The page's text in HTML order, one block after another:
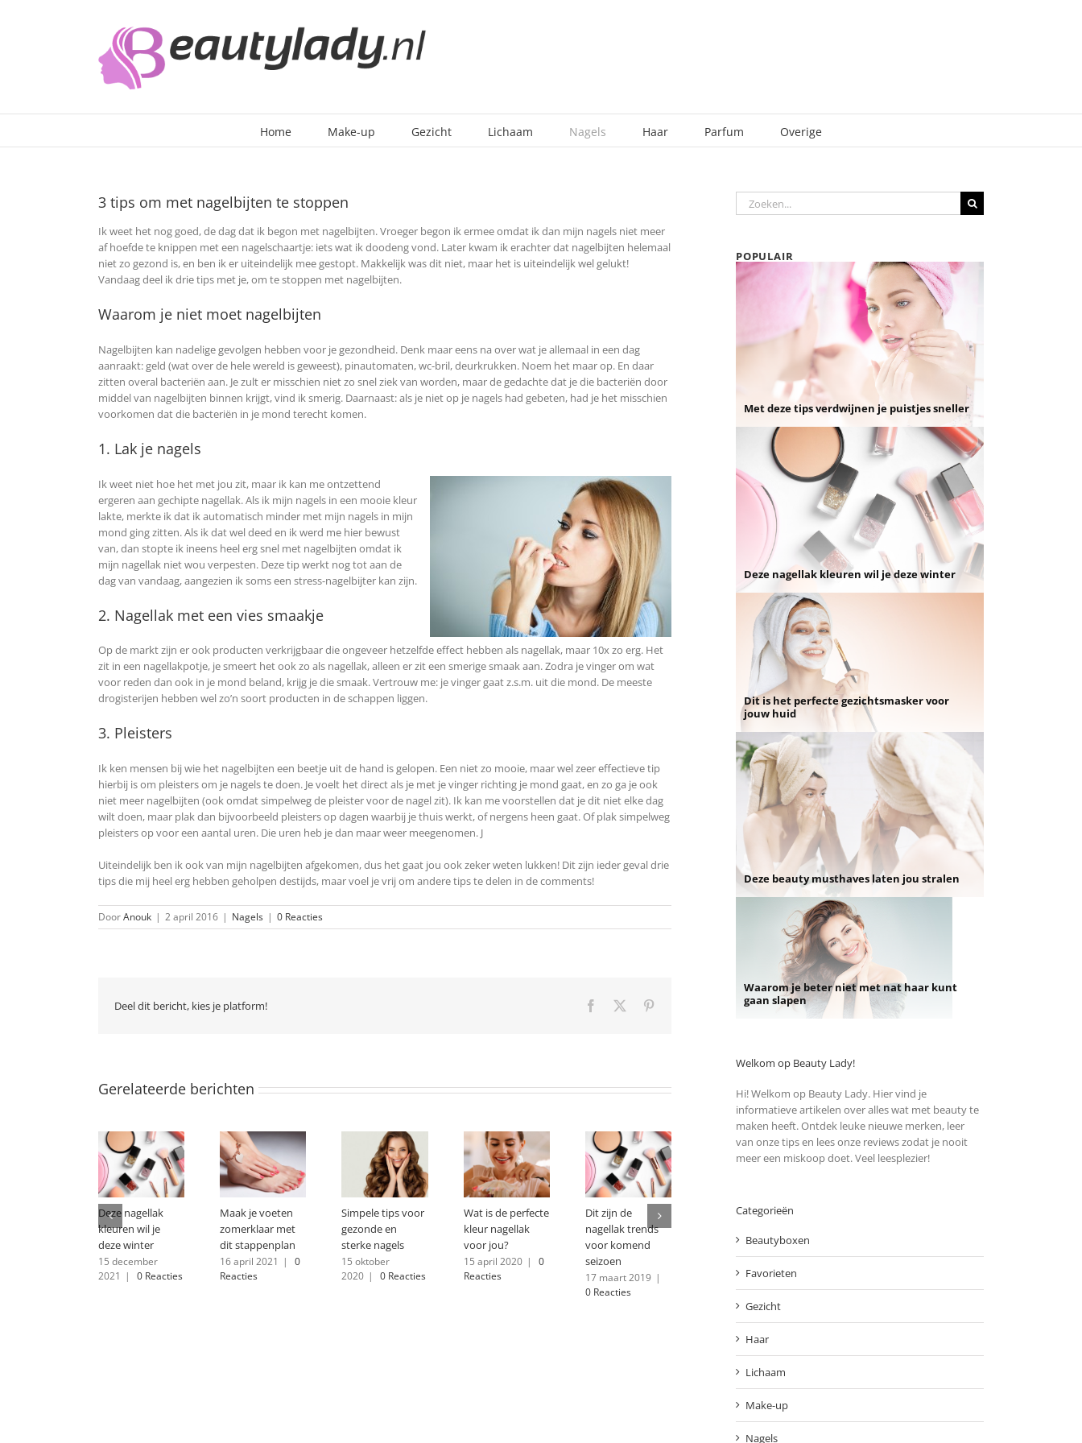
Home Make-up Gezicht Lichaam Nagels Haar Parfum Overige
3 tips om met nagelbijten te stoppen
Ik weet het nog goed, de dag dat ik begon met nagelbijten. Vroeger begon ik ermee omdat ik dan mijn nagels niet meer
af hoefde te knippen met een nagelschaartje: iets wat ik doodeng vond. Later kwam ik erachter dat nagelbijten helemaal
niet zo gezond is, en ben ik er uiteindelijk mee gestopt. Makkelijk was dit niet, maar het is uiteindelijk wel gelukt!
Vandaag deel ik drie tips met je, om te stoppen met nagelbijten.
Waarom je niet moet nagelbijten
Nagelbijten kan nadelige gevolgen hebben voor je gezondheid. Denk maar eens na over wat je allemaal in een dag
aanraakt: geld (wat over de hele wereld is geweest), pinautomaten, wc-bril, deurkrukken. Noem het maar op. En daar
zitten overal bacteriën aan. Je zult er misschien niet zo snel ziek van worden, maar de gedachte dat je die bacteriën door
middel van nagelbijten binnen krijgt, vind ik smerig. Daarnaast: als je niet op je nagels had gebeten, had je het misschien
voorkomen dat die bacteriën in je mond terecht komen.
1. Lak je nagels
Ik weet niet hoe het met jou zit, maar ik kan me ontzettend
ergeren aan gechipte nagellak. Als ik mijn nagels in een mooie kleur
lakte, merkte ik dat ik automatisch minder met mijn nagels in mijn
mond ging zitten. Als ik dat wel deed en ik werd me hier bewust
van, dan stopte ik ineens heel erg snel met nagelbijten omdat ik
mijn nagellak niet wou verpesten. Deze tip werkt nog tot aan de
dag van vandaag, aangezien ik soms een stress-nagelbijter kan zijn.
2. Nagellak met een vies smaakje
Op de markt zijn er ook producten verkrijgbaar die ongeveer hetzelfde effect hebben als nagellak, maar 10x zo erg. Het
zit in een nagellakpotje, je smeert het ook zo als nagellak, alleen er zit een smerige smaak aan. Zodra je vinger om wat
voor reden dan ook in je mond beland, krijg je die smaak. Vertrouw me: je vinger gaat z.s.m. uit die mond. De meeste
drogisterijen hebben wel zo’n soort producten in de schappen liggen.
3. Pleisters
Ik ken mensen bij wie het nagelbijten een beetje uit de hand is gelopen. Een niet zo mooie, maar wel zeer effectieve tip
hierbij is om pleisters om je nagels te doen. Je voelt het direct als je met je vinger richting je mond gaat, en zo ga je ook
niet meer nagelbijten (ook omdat simpelweg de pleister voor de nagel zit). Ik kan me voorstellen dat je dit niet elke dag
wilt doen, maar plak dan bijvoorbeeld pleisters op dagen waarbij je thuis werkt, of nergens heen gaat. Of plak simpelweg
pleisters op voor een aantal uren. Die uren heb je dan maar weer meegenomen. J
Uiteindelijk ben ik ook van mijn nagelbijten afgekomen, dus het gaat jou ook zeker weten lukken! Dit zijn ieder geval drie
tips die mij heel erg hebben geholpen destijds, maar voel je vrij om andere tips te delen in de comments!
DoorAnouk | 2 april 2016 | Nagels | 0 Reacties
Deel dit bericht, kies je platform! Facebook
Gerelateerde berichten
Deze nagellak
kleuren wil je
deze winter
15 december
2021 | 0 Reacties
Maak je voeten
zomerklaar met
dit stappenplan
16 april 2021 |
0
Reacties
Simpele tips voor
gezonde en
sterke nagels
15 oktober
2020 | 0 Reacties
Wat is de perfecte
kleur nagellak
voor jou?
15 april 2020 |
0
Reacties
Dit zijn de
nagellak trends
voor komend
seizoen
17 maart 2019 |
0 Reacties
Zoeken
naar:
POPULAIR
Met deze tips verdwijnen je puistjes sneller
Deze nagellak kleuren wil je deze winter
Dit is het perfecte gezichtsmasker voor
jouw huid
Deze beauty musthaves laten jou stralen
Waarom je beter niet met nat haar kunt
gaan slapen
Welkom op Beauty Lady!
Hi! Welkom op Beauty Lady. Hier vind je
informatieve artikelen over alles wat met beauty te
maken heeft. Ontdek leuke nieuwe merken, leer
van onze tips en lees onze reviews zodat je nooit
meer een miskoop doet. Veel leesplezier!
Categorieën
Beautyboxen
Favorieten
Gezicht
Haar
Lichaam
Make-up
Nagels